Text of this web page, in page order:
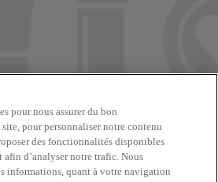
pour nous assurer du bon
pour personnaliser notre contenu
des fonctionnalités disponibles
afin d’analyser notre trafic. Nous
informations, quant à votre navigation